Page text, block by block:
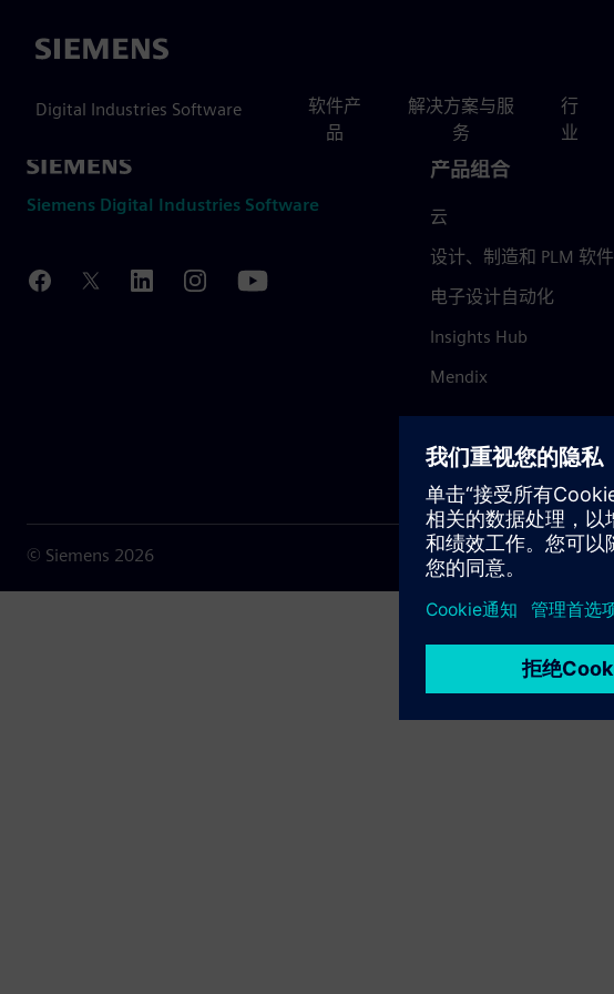
Siemens
Digital Industries Software
软件产
品
解决方案与服
务
行
业
Siemens Digital Industries Software
产品组合
云
设计、制造和 PLM 软件
电子设计自动化
Insights Hub
Mendix
© Siemens 2026